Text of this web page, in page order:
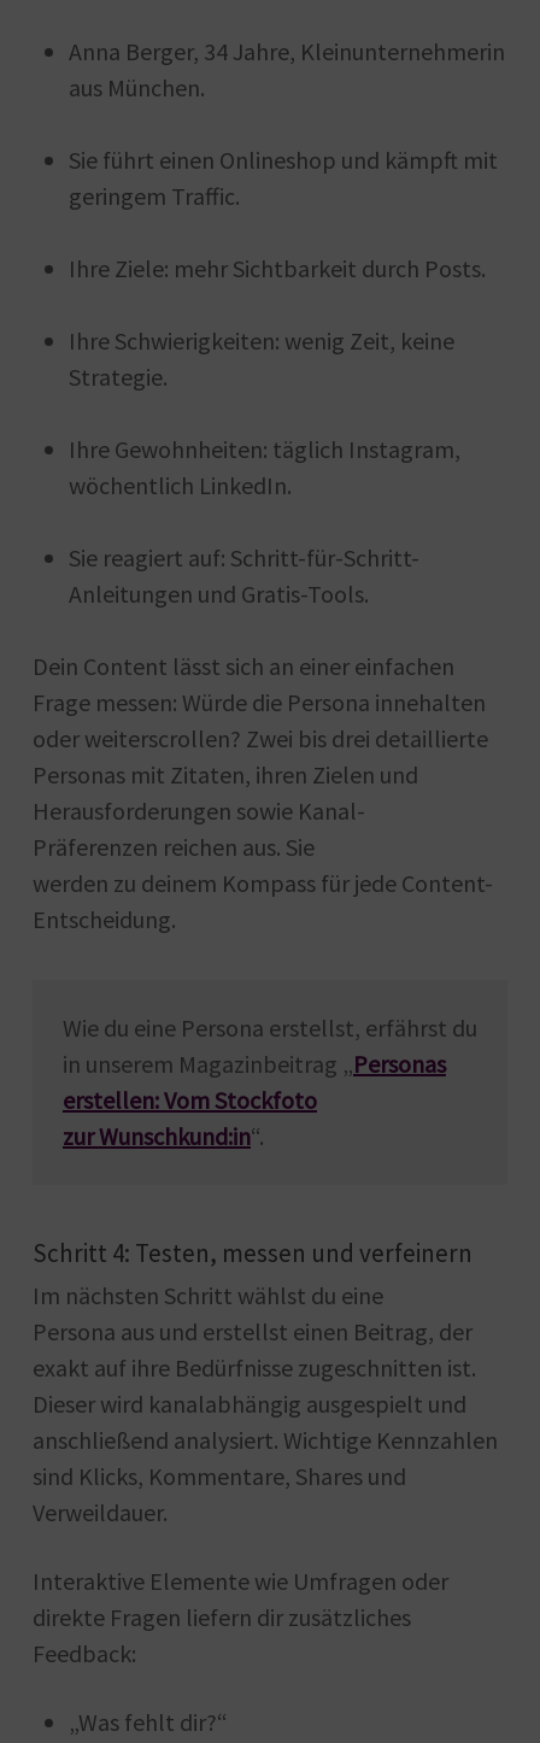
Anna Berger, 34 Jahre, Kleinunternehmerin
aus München.
Sie führt einen Onlineshop und kämpft mit
geringem Traffic.
Ihre Ziele: mehr Sichtbarkeit durch Posts.
Ihre Schwierigkeiten: wenig Zeit, keine
Strategie.
Ihre Gewohnheiten: täglich Instagram,
wöchentlich LinkedIn.
Sie reagiert auf: Schritt-für-Schritt-
Anleitungen und Gratis-Tools.
Dein Content lässt sich an einer einfachen
Frage messen: Würde die Persona innehalten
oder weiterscrollen? Zwei bis drei detaillierte
Personas mit Zitaten, ihren Zielen und
Herausforderungen sowie Kanal-
Präferenzen reichen aus. Sie
werden zu deinem Kompass für jede Content-
Entscheidung.
Wie du eine Persona erstellst, erfährst du
in unserem Magazinbeitrag „Personas
erstellen: Vom Stockfoto
zurWunschkund:in“.
Schritt 4: Testen, messen und verfeinern
Im nächsten Schritt wählst du eine
Persona aus und erstellst einen Beitrag, der
exakt auf ihre Bedürfnisse zugeschnitten ist.
Dieser wird kanalabhängig ausgespielt und
anschließend analysiert. Wichtige Kennzahlen
sind Klicks, Kommentare, Shares und
Verweildauer.
Interaktive Elemente wie Umfragen oder
direkte Fragen liefern dir zusätzliches
Feedback:
„Was fehlt dir?“